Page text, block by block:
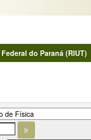
do Paraná (RIUT)